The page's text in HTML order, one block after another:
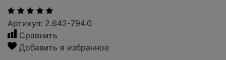
Артикул: 2.642-794.0
Сравнить
Добавить в избранное